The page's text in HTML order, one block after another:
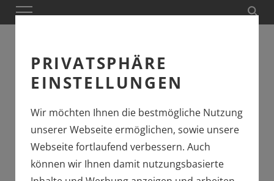
PRIVATSPHÄRE
EINSTELLUNGEN
Wir möchten Ihnen die bestmögliche Nutzung
unserer Webseite ermöglichen, sowie unsere
Webseite fortlaufend verbessern. Auch
können wir Ihnen damit nutzungsbasierte
Die I K der K.Sächs. Sts. E.B. im Ursprungszustand